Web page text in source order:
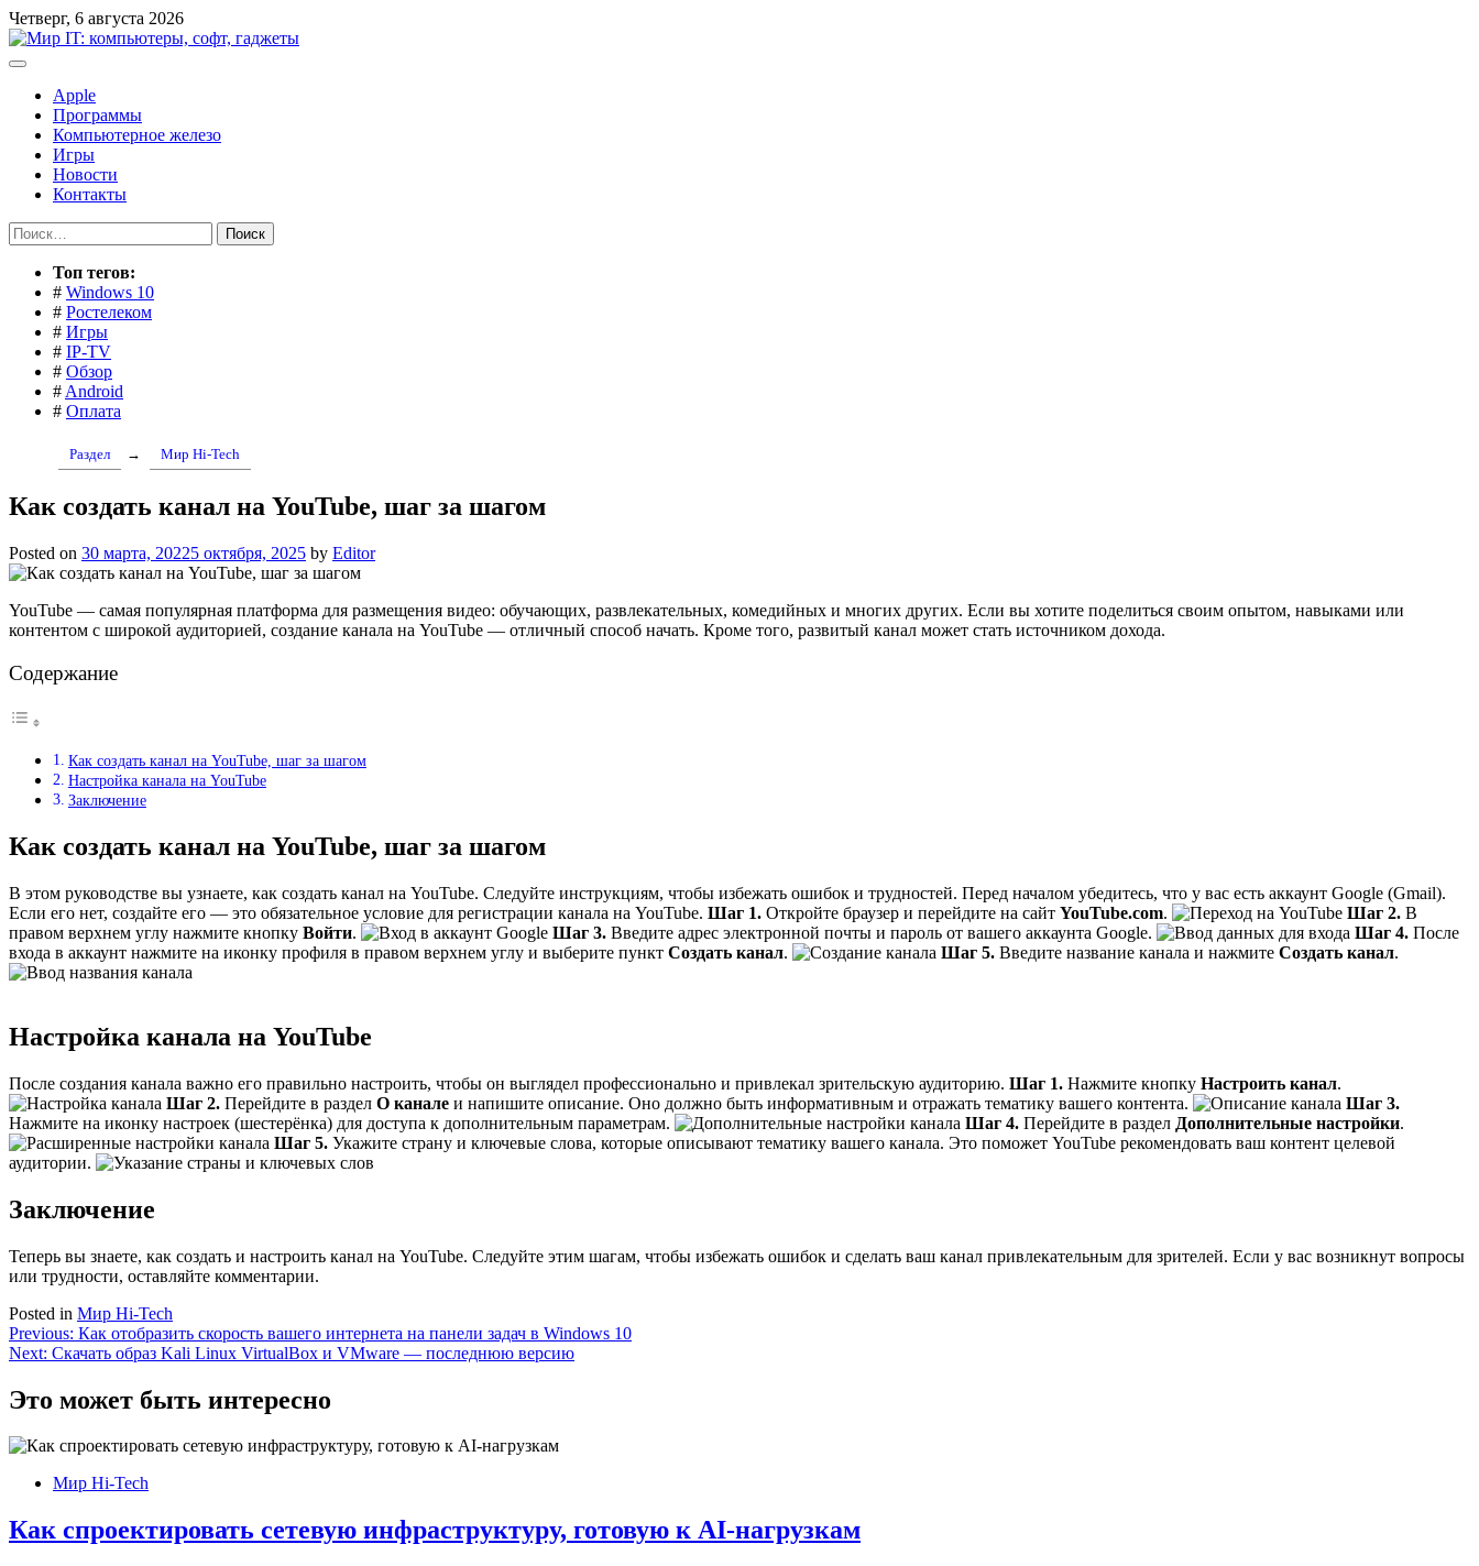
Перейти
к
содержимому
Четверг, 6 августа 2026
Apple
Программы
Компьютерное железо
Игры
Новости
Контакты
Найти:
Toп тегов:
# Windows 10
# Ростелеком
# Игры
# IP-TV
# Обзор
# Android
# Оплата
Раздел → Мир Hi-Tech
Как создать канал на YouTube, шаг за шагом
Posted on 30 марта, 20225 октября, 2025 by Editor
YouTube — самая популярная платформа для размещения видео: обучающих, развлекательных, комедийных и многих других. Если вы хотите поделиться своим опытом, навыками или
контентом с широкой аудиторией, создание канала на YouTube — отличный способ начать. Кроме того, развитый канал может стать источником дохода.
Содержание
Как создать канал на YouTube, шаг за шагом
Настройка канала на YouTube
Заключение
Как создать канал на YouTube, шаг за шагом
В этом руководстве вы узнаете, как создать канал на YouTube. Следуйте инструкциям, чтобы избежать ошибок и трудностей. Перед началом убедитесь, что у вас есть аккаунт Google (Gmail).
Если его нет, создайте его — это обязательное условие для регистрации канала на YouTube. Шаг 1. Откройте браузер и перейдите на сайт YouTube.com. Шаг 2. В
правом верхнем углу нажмите кнопку Войти. Шаг 3. Введите адрес электронной почты и пароль от вашего аккаунта Google. Шаг 4. После
входа в аккаунт нажмите на иконку профиля в правом верхнем углу и выберите пункт Создать канал. Шаг 5. Введите название канала и нажмите Создать канал.
Настройка канала на YouTube
После создания канала важно его правильно настроить, чтобы он выглядел профессионально и привлекал зрительскую аудиторию. Шаг 1. Нажмите кнопку Настроить канал.
Шаг 2. Перейдите в раздел О канале и напишите описание. Оно должно быть информативным и отражать тематику вашего контента.
Шаг 3.
Нажмите на иконку настроек (шестерёнка) для доступа к дополнительным параметрам.
Шаг 4. Перейдите в раздел Дополнительные настройки.
Шаг 5. Укажите страну и ключевые слова, которые описывают тематику вашего канала. Это поможет YouTube рекомендовать ваш контент целевой
аудитории.
Заключение
Теперь вы знаете, как создать и настроить канал на YouTube. Следуйте этим шагам, чтобы избежать ошибок и сделать ваш канал привлекательным для зрителей. Если у вас возникнут вопросы
или трудности, оставляйте комментарии.
Posted in Мир Hi-Tech
Навигация
по
записям
Previous: Как отобразить скорость вашего интернета на панели задач в Windows 10
Next: Скачать образ Kali Linux VirtualBox и VMware — последнюю версию
Это может быть интересно
Мир Hi-Tech
Как спроектировать сетевую инфраструктуру, готовую к AI-нагрузкам